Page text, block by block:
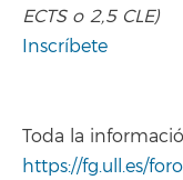
ECTS o 2,5 CLE)
Inscríbete
Toda la
https://fg.ull.es/